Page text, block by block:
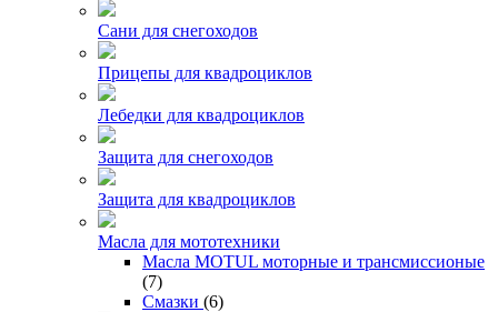
Сани для снегоходов
Прицепы для квадроциклов
Лебедки для квадроциклов
Защита для снегоходов
Защита для квадроциклов
Масла для мототехники
Масла MOTUL моторные и трансмиссионые
(7)
Смазки (6)